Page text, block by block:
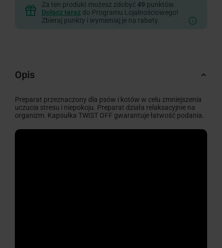
Za ten produkt możesz zdobyć 49 punktów.
Dołącz teraz do Programu Lojalnościowego!
Zbieraj punkty i wymieniaj je na rabaty.
Opis
Preparat przeznaczony dla psów i kotów w celu zmniejszenia
uczucia stresu i niepokoju. Preparat działa relaksacyjnie na
organizm. Kapsułka TWIST OFF gwarantuje łatwość podania.